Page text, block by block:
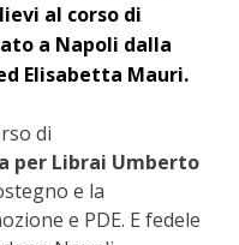
al corso di
a Napoli dalla
Elisabetta Mauri.
di
per Librai Umberto
e la
e PDE. E fedele